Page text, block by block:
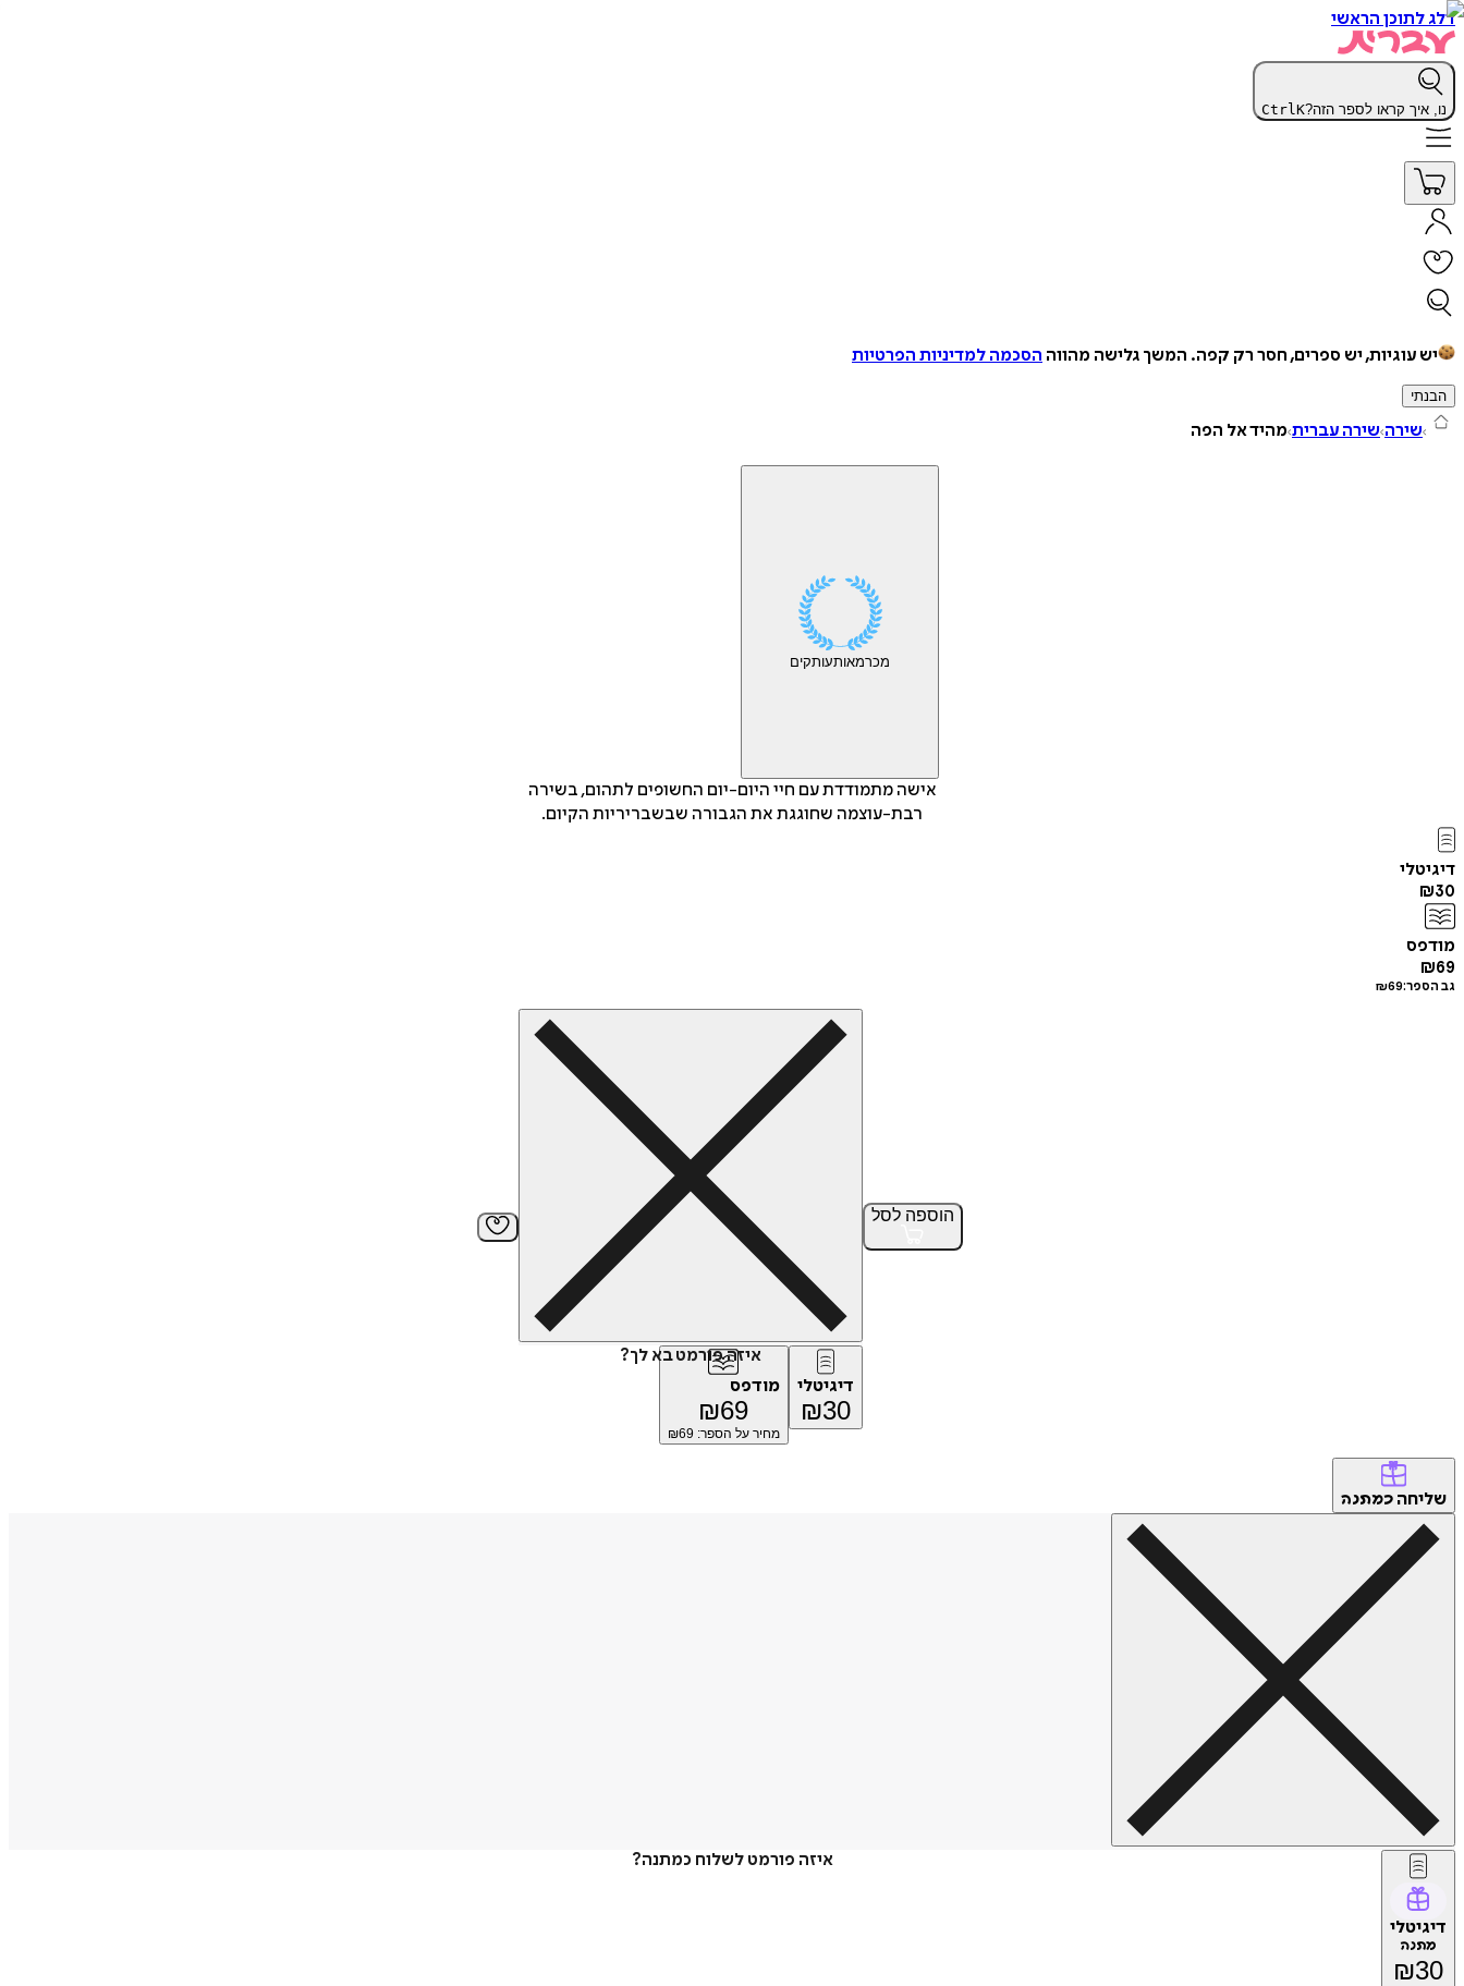
דלג לתוכן הראשי
נו, איך קראו לספר הזה? CtrlK
יש עוגיות, יש ספרים, חסר רק קפה. המשך גלישה מהווה הסכמה למדיניות הפרטיות
הבנתי
שירה שירה עברית מהיד אל הפה
מכרמאותעותקים
אישה מתמודדת עם חיי היום-יום החשופים לתהום, בשירה
רבת-עוצמה שחוגגת את הגבורה שבשבריריות הקיום.
דיגיטלי
₪30
מודפס
₪69
גב הספר: ₪69
הוספה לסל
איזה פורמט בא לך?
דיגיטלי
₪30
מודפס
₪69
מחיר על הספר: ₪ 69
שליחה כמתנה
איזה פורמט לשלוח כמתנה?
דיגיטלי
מתנה
₪30